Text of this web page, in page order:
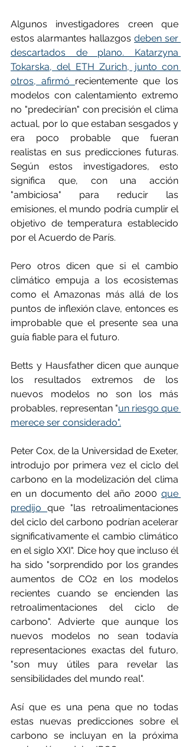
Algunos investigadores creen que
estos alarmantes hallazgos deben ser
descartados de plano. Katarzyna
Tokarska, del ETH Zurich, junto con
otros, afirmó recientemente que los
modelos con calentamiento extremo
no "predecirían" con precisión el clima
actual, por lo que estaban sesgados y
era poco probable que fueran
realistas en sus predicciones futuras.
Según estos investigadores, esto
significa que, con una acción
"ambiciosa" para reducir las
emisiones, el mundo podría cumplir el
objetivo de temperatura establecido
por el Acuerdo de París.
Pero otros dicen que si el cambio
climático empuja a los ecosistemas
como el Amazonas más allá de los
puntos de inflexión clave, entonces es
improbable que el presente sea una
guía fiable para el futuro.
Betts y Hausfather dicen que aunque
los resultados extremos de los
nuevos modelos no son los más
probables, representan "un riesgo que
merece ser considerado".
Peter Cox, de la Universidad de Exeter,
introdujo por primera vez el ciclo del
carbono en la modelización del clima
en un documento del año 2000 que
predijo que "las retroalimentaciones
del ciclo del carbono podrían acelerar
significativamente el cambio climático
en el siglo XXI". Dice hoy que incluso él
ha sido "sorprendido por los grandes
aumentos de CO2 en los modelos
recientes cuando se encienden las
retroalimentaciones del ciclo de
carbono". Advierte que aunque los
nuevos modelos no sean todavía
representaciones exactas del futuro,
"son muy útiles para revelar las
sensibilidades del mundo real".
Así que es una pena que no todas
estas nuevas predicciones sobre el
carbono se incluyan en la próxima